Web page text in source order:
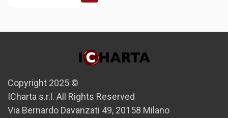
Copyright 2025 ©
ICharta s.r.l. All Rights Reserved
Via Bernardo Davanzati 49, 20158 Milano